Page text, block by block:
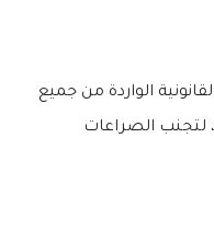
الواردة من جميع
لتجنب الصراعات